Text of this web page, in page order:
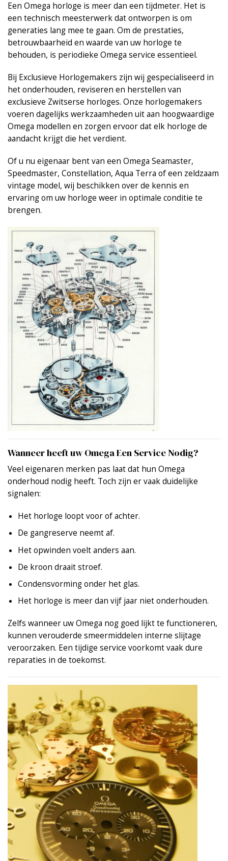
Een Omega horloge is meer dan een tijdmeter. Het is
een technisch meesterwerk dat ontworpen is om
generaties lang mee te gaan. Om de prestaties,
betrouwbaarheid en waarde van uw horloge te
behouden, is periodieke Omega service essentieel.
Bij Exclusieve Horlogemakers zijn wij gespecialiseerd in
het onderhouden, reviseren en herstellen van
exclusieve Zwitserse horloges. Onze horlogemakers
voeren dagelijks werkzaamheden uit aan hoogwaardige
Omega modellen en zorgen ervoor dat elk horloge de
aandacht krijgt die het verdient.
Of u nu eigenaar bent van een Omega Seamaster,
Speedmaster, Constellation, Aqua Terra of een zeldzaam
vintage model, wij beschikken over de kennis en
ervaring om uw horloge weer in optimale conditie te
brengen.
Wanneer heeft uw Omega Een Service Nodig?
Veel eigenaren merken pas laat dat hun Omega
onderhoud nodig heeft. Toch zijn er vaak duidelijke
signalen:
Het horloge loopt voor of achter.
De gangreserve neemt af.
Het opwinden voelt anders aan.
De kroon draait stroef.
Condensvorming onder het glas.
Het horloge is meer dan vijf jaar niet onderhouden.
Zelfs wanneer uw Omega nog goed lijkt te functioneren,
kunnen verouderde smeermiddelen interne slijtage
veroorzaken. Een tijdige service voorkomt vaak dure
reparaties in de toekomst.